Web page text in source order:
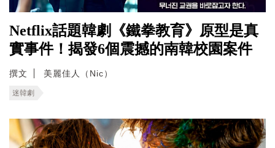
Netflix話題韓劇《鐵拳教育》原型是真
實事件！揭發6個震撼的南韓校園案件
撰文 美麗佳人（Nic）
迷韓劇